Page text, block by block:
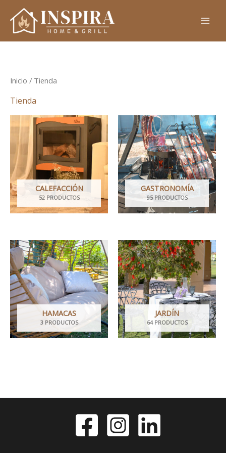
contenido
Inicio / Tienda
Tienda
CALEFACCIÓN
52 PRODUCTOS
GASTRONOMÍA
95 PRODUCTOS
HAMACAS
3 PRODUCTOS
JARDÍN
64 PRODUCTOS